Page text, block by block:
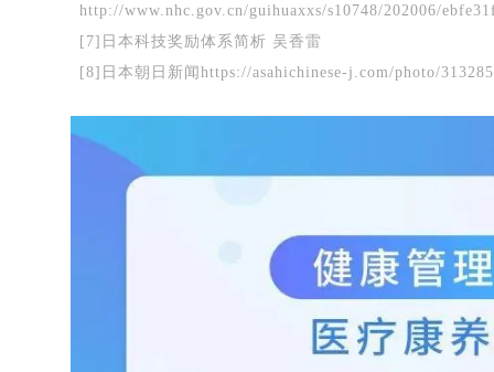
http://www.nhc.gov.cn/guihuaxxs/s10748/202006/
[7] 日本科技奖励体系简析 吴香雷
[8] 日本朝日新闻https://asahichinese-j.com/photo/